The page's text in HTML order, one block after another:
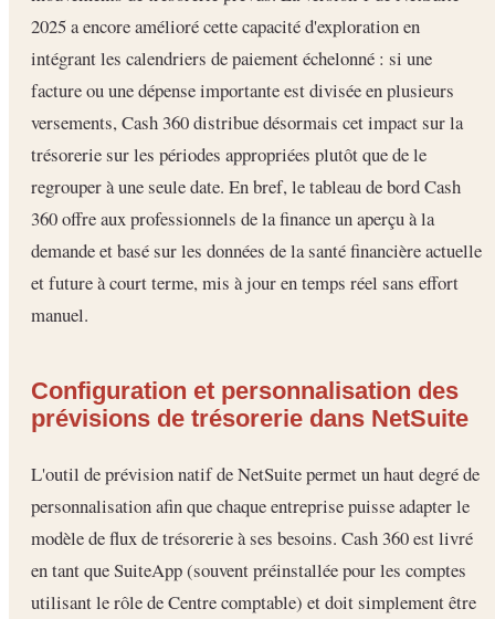
2025 a encore amélioré cette capacité d'exploration en
intégrant les calendriers de paiement échelonné : si une
facture ou une dépense importante est divisée en plusieurs
versements, Cash 360 distribue désormais cet impact sur la
trésorerie sur les périodes appropriées plutôt que de le
regrouper à une seule date. En bref, le tableau de bord Cash
360 offre aux professionnels de la finance un aperçu à la
demande et basé sur les données de la santé financière actuelle
et future à court terme, mis à jour en temps réel sans effort
manuel.
Configuration et personnalisation des
prévisions de trésorerie dans NetSuite
L'outil de prévision natif de NetSuite permet un haut degré de
personnalisation afin que chaque entreprise puisse adapter le
modèle de flux de trésorerie à ses besoins. Cash 360 est livré
en tant que SuiteApp (souvent préinstallée pour les comptes
utilisant le rôle de Centre comptable) et doit simplement être